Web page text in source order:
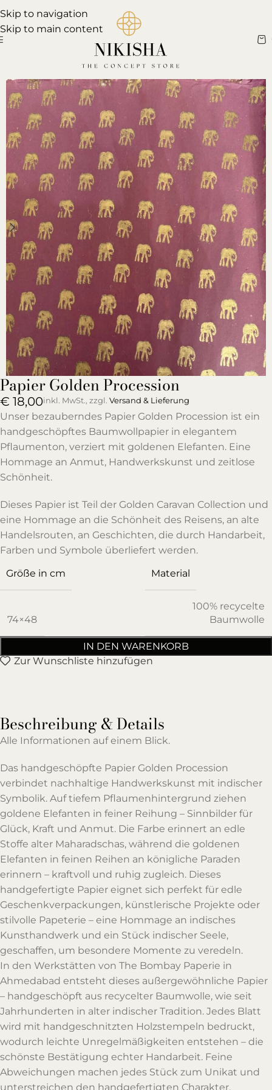
Skip to navigation
Skip to main content
Papier Golden Procession
€ 18,00inkl. MwSt., zzgl. Versand & Lieferung
Unser bezauberndes Papier Golden Procession ist ein
handgeschöpftes Baumwollpapier in elegantem
Pflaumenton, verziert mit goldenen Elefanten. Eine
Hommage an Anmut, Handwerkskunst und zeitlose
Schönheit.
Dieses Papier ist Teil der Golden Caravan Collection und
eine Hommage an die Schönheit des Reisens, an alte
Handelsrouten, an Geschichten, die durch Handarbeit,
Farben und Symbole überliefert werden.
Größe in cm
74×48
Material
100% recycelte
Baumwolle
IN DEN WARENKORB
Zur Wunschliste hinzufügen
Beschreibung & Details
Alle Informationen auf einem Blick.
Das handgeschöpfte Papier Golden Procession
verbindet nachhaltige Handwerkskunst mit indischer
Symbolik. Auf tiefem Pflaumenhintergrund ziehen
goldene Elefanten in feiner Reihung – Sinnbilder für
Glück, Kraft und Anmut. Die Farbe erinnert an edle
Stoffe alter Maharadschas, während die goldenen
Elefanten in feinen Reihen an königliche Paraden
erinnern – kraftvoll und ruhig zugleich. Dieses
handgefertigte Papier eignet sich perfekt für edle
Geschenkverpackungen, künstlerische Projekte oder
stilvolle Papeterie – eine Hommage an indisches
Kunsthandwerk und ein Stück indischer Seele,
geschaffen, um besondere Momente zu veredeln.
In den Werkstätten von The Bombay Paperie in
Ahmedabad entsteht dieses außergewöhnliche Papier
– handgeschöpft aus recycelter Baumwolle, wie seit
Jahrhunderten in alter indischer Tradition. Jedes Blatt
wird mit handgeschnitzten Holzstempeln bedruckt,
wodurch leichte Unregelmäßigkeiten entstehen – die
schönste Bestätigung echter Handarbeit. Feine
Abweichungen machen jedes Stück zum Unikat und
unterstreichen den handgefertigten Charakter.